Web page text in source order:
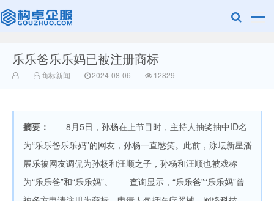
赣州兰之新知
乐乐爸乐乐妈已被注册商标
商标新闻 2024-08-06 12829
摘要：
8月5日，孙杨在上节目时，主持人抽奖抽中ID名
为“乐乐爸乐乐妈”的网友，孙杨一直憋笑。此前，泳坛新星潘
展乐被网友调侃为孙杨和汪顺之子，孙杨和汪顺也被戏称
为“乐乐爸”和“乐乐妈”。 查询显示，“乐乐爸”“乐乐妈”曾